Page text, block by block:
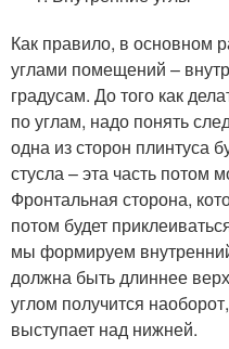
Как правило, в основном
углами помещений –
градусам. До того как
по углам, надо понять
одна из сторон плинтуса
стусла – эта часть потом
Фронтальная сторона,
потом будет
мы формируем
должна быть длиннее
углом получится
выступает над нижней.